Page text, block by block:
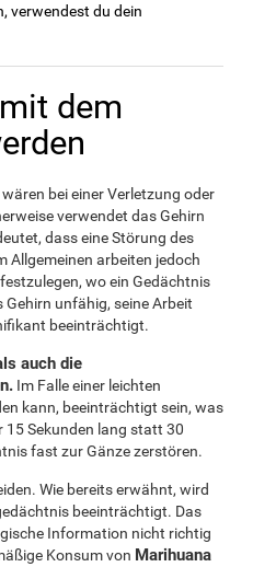
verwendest du dein
dem
bei einer Verletzung oder
verwendet das Gehirn
dass eine Störung des
arbeiten jedoch
wo ein Gedächtnis
unfähig, seine Arbeit
beeinträchtigt.
auch die
Im Falle einer leichten
kann, beeinträchtigt sein, was
Sekunden lang statt 30
fast zur Gänze zerstören.
Wie bereits erwähnt, wird
beeinträchtigt. Das
Information nicht richtig
Konsum von Marihuana